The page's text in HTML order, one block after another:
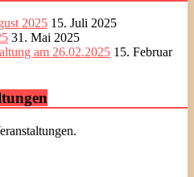
2025 15. Juli 2025
31. Mai 2025
am 26.02.2025 15. Februar